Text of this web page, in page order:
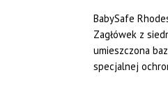
BabySafe
Zagłówek z
umieszczona
specjalnej